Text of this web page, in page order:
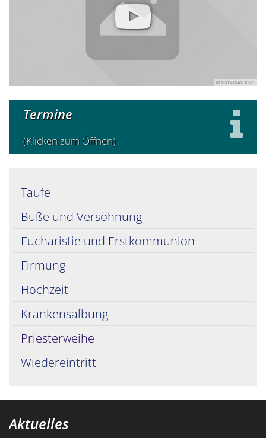
© Erzbistum Köln
Termine
(Klicken zum Öffnen)
Taufe
Buße und Versöhnung
Eucharistie und Erstkommunion
Firmung
Hochzeit
Krankensalbung
Priesterweihe
Wiedereintritt
Aktuelles